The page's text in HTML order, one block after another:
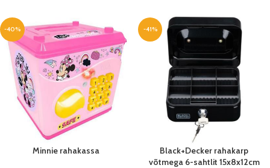
-40%
Minnie rahakassa
-41%
Black+Decker rahakarp
võtmega 6-sahtlit 15x8x12cm